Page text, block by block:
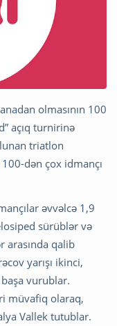
olmasının 100
açıq turnirinə
triatlon
dən çox idmançı
əvvəlcə 1,9
sürüblər və
arasında qalib
yarışı ikinci,
vurublar.
müvafiq olaraq,
Vallek tutublar.